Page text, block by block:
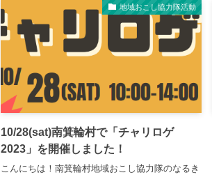
地域おこし協力隊活動
10/28(sat)南箕輪村で「チャリロゲ
2023」を開催しました！
こんにちは！南箕輪村地域おこし協力隊のなるき